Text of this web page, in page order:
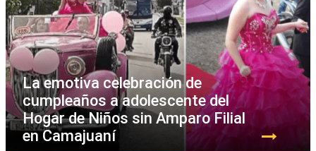
La emotiva celebración de
cumpleaños a adolescente del
Hogar de Niños sin Amparo Filial
en Camajuaní